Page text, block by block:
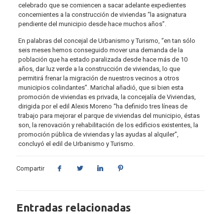
celebrado que se comiencen a sacar adelante expedientes
concernientes a la construcción de viviendas “la asignatura
pendiente del municipio desde hace muchos años”.
En palabras del concejal de Urbanismo y Turismo, “en tan sólo
seis meses hemos conseguido mover una demanda de la
población que ha estado paralizada desde hace más de 10
años, dar luz verde a la construcción de viviendas, lo que
permitirá frenar la migración de nuestros vecinos a otros
municipios colindantes”. Marichal añadió, que si bien esta
promoción de viviendas es privada, la concejalía de Viviendas,
dirigida por el edil Alexis Moreno “ha definido tres líneas de
trabajo para mejorar el parque de viviendas del municipio, éstas
son, la renovación y rehabilitación de los edificios existentes, la
promoción pública de viviendas y las ayudas al alquiler”,
concluyó el edil de Urbanismo y Turismo.
Compartir
Entradas relacionadas